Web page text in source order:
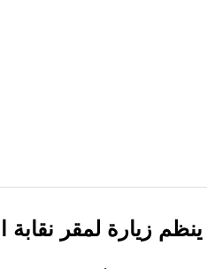
ينظم زيارة لمقر نقابة